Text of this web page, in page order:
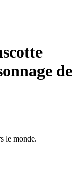
de
le monde.